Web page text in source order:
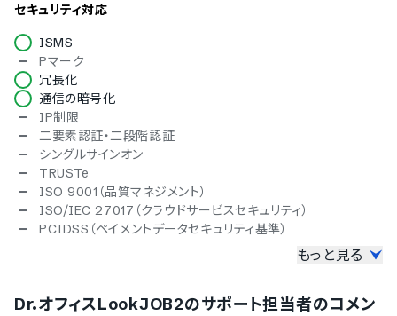
セキュリティ対応
ISMS
Pマーク
冗長化
通信の暗号化
IP制限
二要素認証・二段階認証
シングルサインオン
TRUSTe
ISO 9001（品質マネジメント）
ISO/IEC 27017（クラウドサービスセキュリティ）
PCIDSS（ペイメントデータセキュリティ基準）
中国語
もっと見る
Dr.オフィスLookJOB2のサポート担当者のコメン